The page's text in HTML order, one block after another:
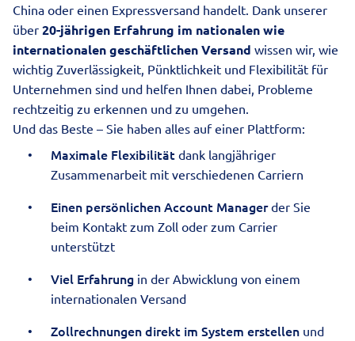
China oder einen Expressversand handelt. Dank unserer
über 20-jährigen Erfahrung im nationalen wie
internationalengeschäftlichen Versand wissen wir, wie
wichtig Zuverlässigkeit, Pünktlichkeit und Flexibilität für
Unternehmen sind und helfen Ihnen dabei, Probleme
rechtzeitig zu erkennen und zu umgehen.
Und das Beste – Sie haben alles auf einer Plattform:
Maximale Flexibilität dank langjähriger
Zusammenarbeit mit verschiedenen Carriern
Einen persönlichen Account Managerder Sie
beim Kontakt zum Zoll oder zum Carrier
unterstützt
Viel Erfahrung in der Abwicklung von einem
internationalen Versand
Zollrechnungen direkt im System erstellen und